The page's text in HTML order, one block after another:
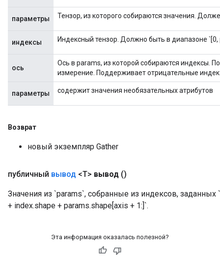
параметры Тензор, из которого собираются значения.
индексы Индексный тензор. Должно быть в диапазоне
ось
Ось в params, из которой собираются индексы.
измерение. Поддерживает отрицательные
параметры содержит значения необязательных атрибутов
Возврат
новый экземпляр Gather
публичный вывод <T> вывод ()
Значения из `params`, собранные из индексов,
+ index.shape + params.shape[axis + 1:]`.
Эта информация оказалась полезной?